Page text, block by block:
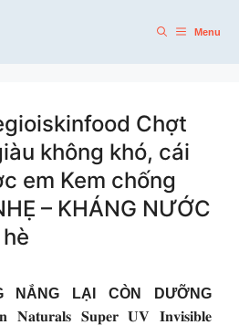
Menu
Chợt
không khó, cái
em Kem chống
– KHÁNG NƯỚC
NẮNG LẠI CÒN DƯỠNG
𝐍𝐚𝐭𝐮𝐫𝐚𝐥𝐬 𝐒𝐮𝐩𝐞𝐫 𝐔𝐕 𝐈𝐧𝐯𝐢𝐬𝐢𝐛𝐥𝐞